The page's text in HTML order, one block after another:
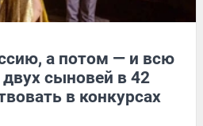
а потом — и всю
сыновей в 42
в конкурсах